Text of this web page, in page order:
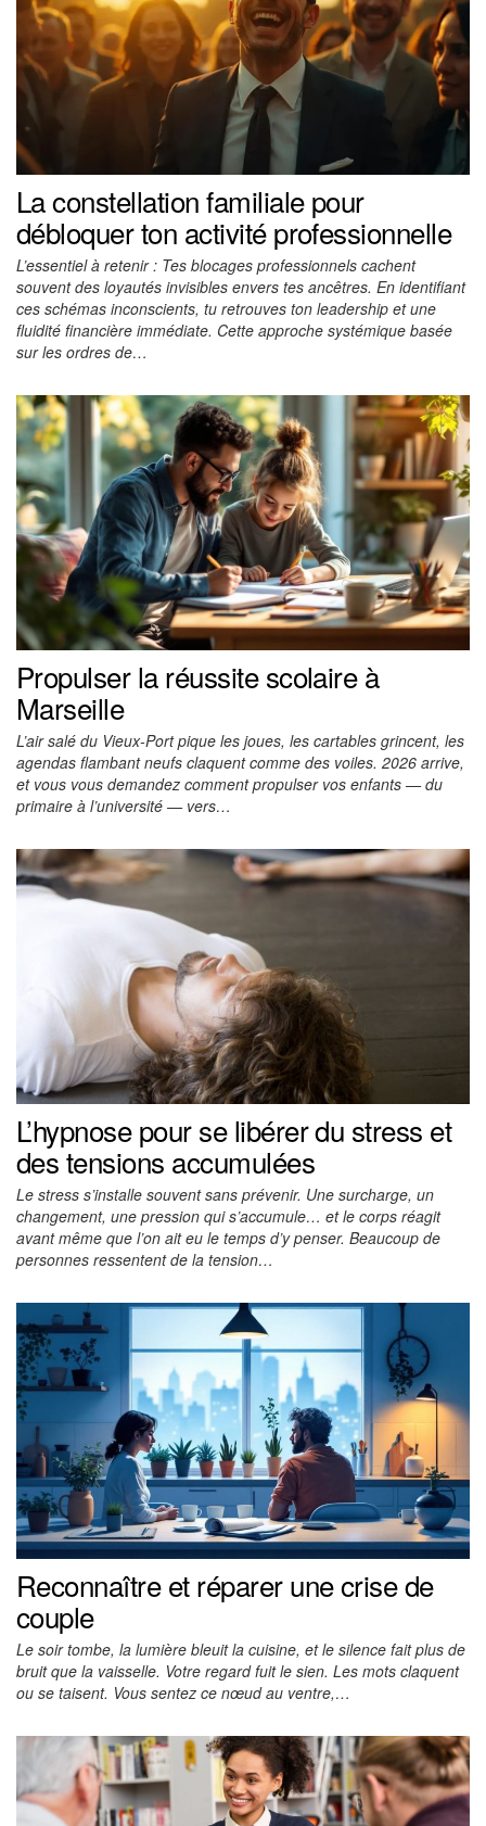
La constellation familiale pour
débloquer ton activité professionnelle
L’essentiel à retenir : Tes blocages professionnels cachent
souvent des loyautés invisibles envers tes ancêtres. En identifiant
ces schémas inconscients, tu retrouves ton leadership et une
fluidité financière immédiate. Cette approche systémique basée
sur les ordres de…
Propulser la réussite scolaire à
Marseille
L’air salé du Vieux-Port pique les joues, les cartables grincent, les
agendas flambant neufs claquent comme des voiles. 2026 arrive,
et vous vous demandez comment propulser vos enfants — du
primaire à l’université — vers…
L’hypnose pour se libérer du stress et
des tensions accumulées
Le stress s’installe souvent sans prévenir. Une surcharge, un
changement, une pression qui s’accumule… et le corps réagit
avant même que l’on ait eu le temps d’y penser. Beaucoup de
personnes ressentent de la tension…
Reconnaître et réparer une crise de
couple
Le soir tombe, la lumière bleuit la cuisine, et le silence fait plus de
bruit que la vaisselle. Votre regard fuit le sien. Les mots claquent
ou se taisent. Vous sentez ce nœud au ventre,…